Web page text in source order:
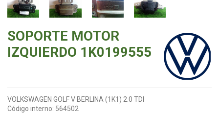
SOPORTE MOTOR
IZQUIERDO 1K0199555
VOLKSWAGEN GOLF V BERLINA (1K1) 2.0 TDI
Código interno: 564502